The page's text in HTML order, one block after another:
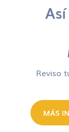
Reviso
MÁS